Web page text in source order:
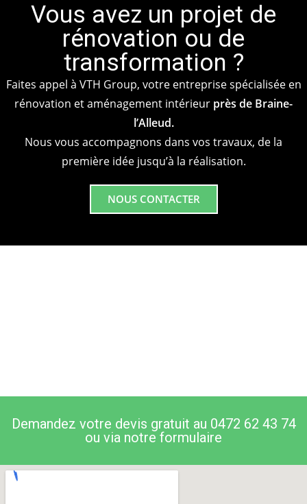
Vous avez un projet de
rénovation ou de
transformation ?
Faites appel à VTH Group, votre entreprise spécialisée en
rénovation et aménagement intérieur près de Braine-
l’Alleud.
Nous vous accompagnons dans vos travaux, de la
première idée jusqu’à la réalisation.
NOUS CONTACTER
Demandez votre devis gratuit au 0472 62 43 74
ou via notre formulaire